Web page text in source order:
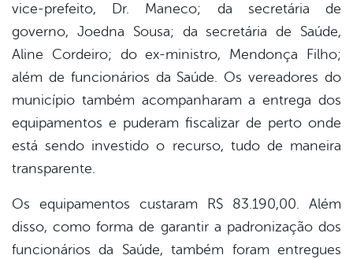
vice-prefeito, Dr. Maneco; da secretária de
governo, Joedna Sousa; da secretária de Saúde,
Aline Cordeiro; do ex-ministro, Mendonça Filho;
além de funcionários da Saúde. Os vereadores do
município também acompanharam a entrega dos
equipamentos e puderam fiscalizar de perto onde
está sendo investido o recurso, tudo de maneira
transparente.
Os equipamentos custaram R$ 83.190,00. Além
disso, como forma de garantir a padronização dos
funcionários da Saúde, também foram entregues